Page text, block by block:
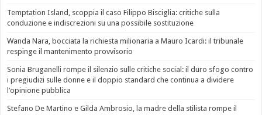
Temptation Island, scoppia il caso Filippo Bisciglia: critiche sulla
conduzione e indiscrezioni su una possibile sostituzione
Wanda Nara, bocciata la richiesta milionaria a Mauro Icardi: il tribunale
respinge il mantenimento provvisorio
Sonia Bruganelli rompe il silenzio sulle critiche social: il duro sfogo contro
i pregiudizi sulle donne e il doppio standard che continua a dividere
l’opinione pubblica
Stefano De Martino e Gilda Ambrosio, la madre della stilista rompe il